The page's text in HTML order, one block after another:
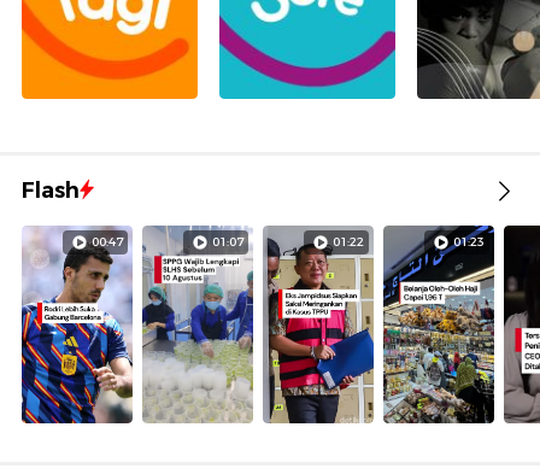
Flash
00:47 01:07 01:22 01:23